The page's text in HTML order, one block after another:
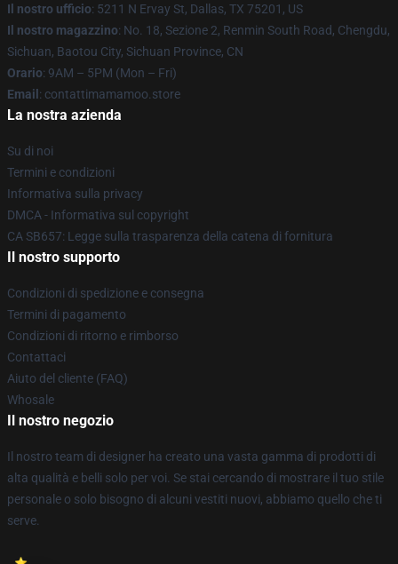
Il nostro ufficio: 5211 N Ervay St, Dallas, TX 75201, US
Il nostro magazzino: No. 18, Sezione 2, Renmin South Road, Chengdu,
Sichuan, Baotou City, Sichuan Province, CN
Orario: 9AM – 5PM (Mon – Fri)
Email : contattimamamoo.store
La nostra azienda
Su di noi
Termini e condizioni
Informativa sulla privacy
DMCA - Informativa sul copyright
CA SB657: Legge sulla trasparenza della catena di fornitura
Il nostro supporto
Condizioni di spedizione e consegna
Termini di pagamento
Condizioni di ritorno e rimborso
Contattaci
Aiuto del cliente (FAQ)
Whosale
Il nostro negozio
Il nostro team di designer ha creato una vasta gamma di prodotti di
alta qualità e belli solo per voi. Se stai cercando di mostrare il tuo stile
personale o solo bisogno di alcuni vestiti nuovi, abbiamo quello che ti
serve.